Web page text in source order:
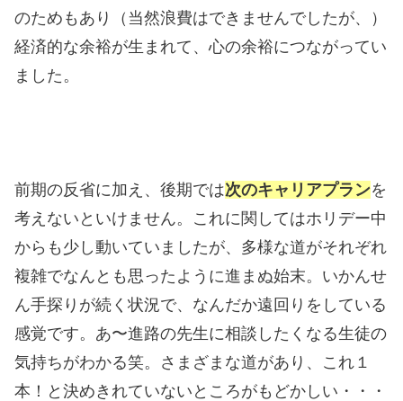
のためもあり（当然浪費はできませんでしたが、）
経済的な余裕が生まれて、心の余裕につながってい
ました。
前期の反省に加え、後期では次のキャリアプランを
考えないといけません。これに関してはホリデー中
からも少し動いていましたが、多様な道がそれぞれ
複雑でなんとも思ったように進まぬ始末。いかんせ
ん手探りが続く状況で、なんだか遠回りをしている
感覚です。あ〜進路の先生に相談したくなる生徒の
気持ちがわかる笑。さまざまな道があり、これ１
本！と決めきれていないところがもどかしい・・・